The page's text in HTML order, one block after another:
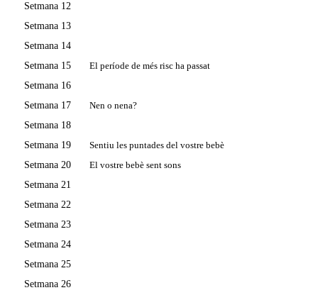
Setmana 12
Setmana 13
Setmana 14
Setmana 15
El període de més risc ha passat
Setmana 16
Setmana 17
Nen o nena?
Setmana 18
Setmana 19
Sentiu les puntades del vostre bebè
Setmana 20
El vostre bebè sent sons
Setmana 21
Setmana 22
Setmana 23
Setmana 24
Setmana 25
Setmana 26